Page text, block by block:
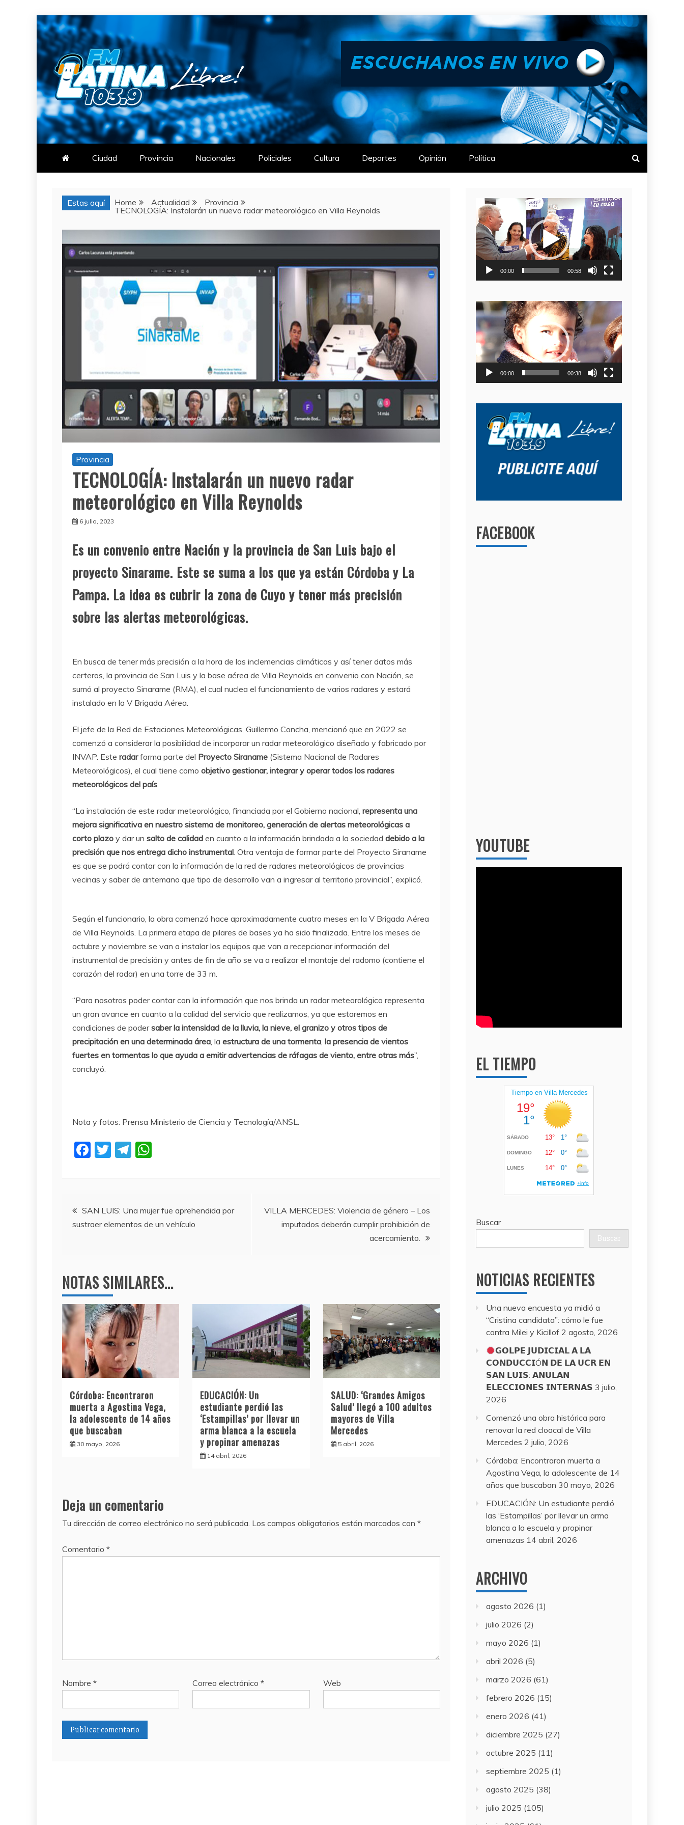
Skip
to
content
FM LATINA
NOTICIAS
Ciudad Provincia Nacionales Policiales Cultura Deportes Opinión Política
Estas aquí Home Actualidad
Provincia
TECNOLOGÍA: Instalarán un nuevo radar meteorológico en Villa Reynolds
Provincia
TECNOLOGÍA: Instalarán un nuevo radar
meteorológico en Villa Reynolds
6 julio, 2023
Es un convenio entre Nación y la provincia de San Luis bajo el
proyecto Sinarame. Este se suma a los que ya están Córdoba y La
Pampa. La idea es cubrir la zona de Cuyo y tener más precisión
sobre las alertas meteorológicas.
En busca de tener más precisión a la hora de las inclemencias climáticas y así tener datos más
certeros, la provincia de San Luis y la base aérea de Villa Reynolds en convenio con Nación, se
sumó al proyecto Sinarame (RMA), el cual nuclea el funcionamiento de varios radares y estará
instalado en la V Brigada Aérea.
El jefe de la Red de Estaciones Meteorológicas, Guillermo Concha, mencionó que en 2022 se
comenzó a considerar la posibilidad de incorporar un radar meteorológico diseñado y fabricado por
INVAP. Este radarforma parte del Proyecto Siraname (Sistema Nacional de Radares
Meteorológicos), el cual tiene como objetivo gestionar, integrar y operar todos los radares
meteorológicos del país.
“La instalación de este radar meteorológico, financiada por el Gobierno nacional, representa una
mejora significativa en nuestro sistema de monitoreo, generación de alertas meteorológicas a
corto plazo y dar un salto de calidad en cuanto a la información brindada a la sociedad debido a la
precisión que nos entrega dicho instrumental. Otra ventaja de formar parte del Proyecto Siraname
es que se podrá contar con la información de la red de radares meteorológicos de provincias
vecinas y saber de antemano que tipo de desarrollo van a ingresar al territorio provincial”, explicó.
Según el funcionario, la obra comenzó hace aproximadamente cuatro meses en la V Brigada Aérea
de Villa Reynolds. La primera etapa de pilares de bases ya ha sido finalizada. Entre los meses de
octubre y noviembre se van a instalar los equipos que van a recepcionar información del
instrumental de precisión y antes de fin de año se va a realizar el montaje del radomo (contiene el
corazón del radar) en una torre de 33 m.
“Para nosotros poder contar con la información que nos brinda un radar meteorológico representa
un gran avance en cuanto a la calidad del servicio que realizamos, ya que estaremos en
condiciones de podersaber la intensidad de la lluvia, la nieve, el granizo y otros tipos de
precipitación en una determinada área, la estructura de una tormenta, la presencia de vientos
fuertes en tormentas lo que ayuda a emitir advertencias de ráfagas de viento, entre otras más”,
concluyó.
Nota y fotos: Prensa Ministerio de Ciencia y Tecnología/ANSL.
F
b
o
T
T
a
m
A
p
Navegación
de
SAN LUIS: Una mujer fue aprehendida por
sustraer elementos de un vehículo
VILLA MERCEDES: Violencia de género – Los
imputados deberán cumplir prohibición de
acercamiento.
NOTAS SIMILARES...
Córdoba: Encontraron
muerta a Agostina Vega,
la adolescente de 14 años
que buscaban
30 mayo, 2026
EDUCACIÓN: Un
estudiante perdió las
‘Estampillas’ por llevar un
arma blanca a la escuela
y propinar amenazas
14 abril, 2026
SALUD: ‘Grandes Amigos
Salud’ llegó a 100 adultos
mayores de Villa
Mercedes
5 abril, 2026
Deja un comentario
Tu dirección de correo electrónico no será publicada. Los campos obligatorios están marcados con *
Comentario *
Nombre * Correo electrónico* Web
Reproductor
de
video
00:00 00:58
Reproductor
de
video
00:00 00:38
FACEBOOK
YOUTUBE
EL TIEMPO
Buscar
Buscar
NOTICIAS RECIENTES
Una nueva encuesta ya midió a
“Cristina candidata”: cómo le fue
contra Milei y Kicillof 2 agosto, 2026
𝗚𝗢𝗟𝗣𝗘 𝗝𝗨𝗗𝗜𝗖𝗜𝗔𝗟 𝗔 𝗟𝗔
𝗖𝗢𝗡𝗗𝗨𝗖𝗖𝗜Ó𝗡 𝗗𝗘 𝗟𝗔 𝗨𝗖𝗥 𝗘𝗡
𝗦𝗔𝗡 𝗟𝗨𝗜𝗦: 𝗔𝗡𝗨𝗟𝗔𝗡
𝗘𝗟𝗘𝗖𝗖𝗜𝗢𝗡𝗘𝗦 𝗜𝗡𝗧𝗘𝗥𝗡𝗔𝗦 3 julio,
2026
Comenzó una obra histórica para
renovar la red cloacal de Villa
Mercedes 2 julio, 2026
Córdoba: Encontraron muerta a
Agostina Vega, la adolescente de 14
años que buscaban 30 mayo, 2026
EDUCACIÓN: Un estudiante perdió
las ‘Estampillas’ por llevar un arma
blanca a la escuela y propinar
amenazas 14 abril, 2026
ARCHIVO
agosto 2026 (1)
julio 2026 (2)
mayo 2026 (1)
abril 2026 (5)
marzo 2026 (61)
febrero 2026 (15)
enero 2026 (41)
diciembre 2025 (27)
octubre 2025 (11)
septiembre 2025 (1)
agosto 2025 (38)
julio 2025 (105)